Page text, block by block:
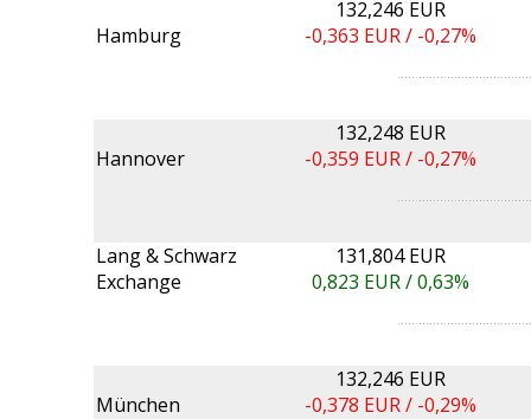
Hamburg
132,246 EUR
-0,363 EUR / -0,27%
Hannover
132,248 EUR
-0,359 EUR / -0,27%
Lang & Schwarz
Exchange
131,804 EUR
0,823 EUR /0,63%
München
132,246 EUR
-0,378 EUR / -0,29%